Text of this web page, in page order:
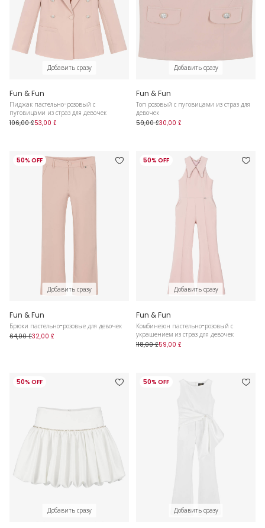
Добавить сразу
Fun & Fun
Пиджак пастельно-розовый с
пуговицами из страз для девочек
106,00 £53,00 £
Добавить сразу
Fun & Fun
Топ розовый с пуговицами из страз для
девочек
59,00 £30,00 £
50% OFF
Добавить сразу
Fun & Fun
Брюки пастельно-розовые для девочек
64,00 £32,00 £
50% OFF
Добавить сразу
Fun & Fun
Комбинезон пастельно-розовый с
украшением из страз для девочек
118,00 £59,00 £
50% OFF
Добавить сразу
50% OFF
Добавить сразу